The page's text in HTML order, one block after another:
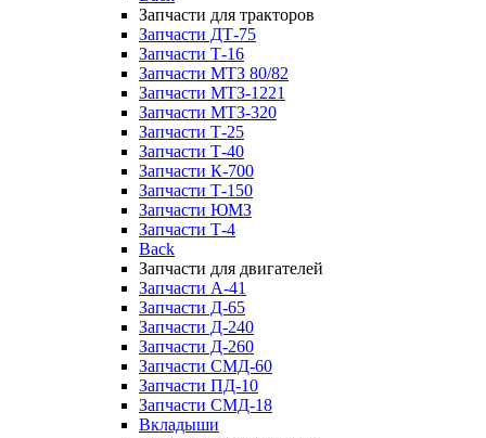
Запчасти для тракторов
Запчасти ДТ-75
Запчасти Т-16
Запчасти МТЗ 80/82
Запчасти МТЗ-1221
Запчасти МТЗ-320
Запчасти Т-25
Запчасти Т-40
Запчасти К-700
Запчасти Т-150
Запчасти ЮМЗ
Запчасти Т-4
Back
Запчасти для двигателей
Запчасти А-41
Запчасти Д-65
Запчасти Д-240
Запчасти Д-260
Запчасти СМД-60
Запчасти ПД-10
Запчасти СМД-18
Вкладыши